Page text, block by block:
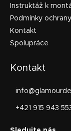
Instruktáž k
Podmínky
Kontakt
Spolupráce
Kontakt
info@
+421 915 943